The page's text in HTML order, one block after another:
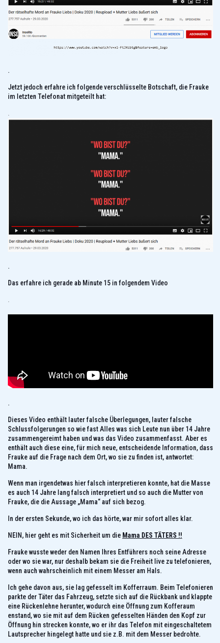
.
Jetzt jedoch erfahre ich folgende verschlüsselte Botschaft, die Frauke
im letzten Telefonat mitgeteilt hat:
.
.
Das erfahre ich gerade ab Minute 15 in folgendem Video
.
.
Dieses Video enthält lauter falsche Überlegungen, lauter falsche
Schlussfolgerungen so wie fast Alles was sich Leute nun über 14 Jahre
zusammengereimt haben und was das Video zusammenfasst. Aber es
enthält auch diese eine, für mich neue, entscheidende Information, dass
Frauke auf die Frage nach dem Ort, wo sie zu finden ist, antwortet:
Mama.
Wenn man irgendetwas hier falsch interpretieren konnte, hat die Masse
es auch 14 Jahre lang falsch interpretiert und so auch die Mutter von
Frauke, die die Aussage „Mama“ auf sich bezog.
In der ersten Sekunde, wo ich das hörte, war mir sofort alles klar.
NEIN, hier geht es mit Sicherheit um die Mama DES TÄTERS !!
Frauke wusste weder den Namen Ihres Entführers noch seine Adresse
oder wo sie war, nur deshalb bekam sie die Freiheit live zu telefonieren,
wenn auch wahrscheinlich mit einem Messer am Hals.
Ich gehe davon aus, sie lag gefesselt im Kofferraum. Beim Telefonieren
parkte der Täter das Fahrzeug, setzte sich auf die Rückbank und klappte
eine Rückenlehne herunter, wodurch eine Öffnung zum Kofferaum
enstand, wo sie mit auf dem Rücken gefesselten Händen den Kopf zur
Öffnung hin strecken konnte, wo er ihr das Telefon mit eingeschaltetem
Lautsprecher hingelegt hatte und sie z.B. mit dem Messer bedrohte.